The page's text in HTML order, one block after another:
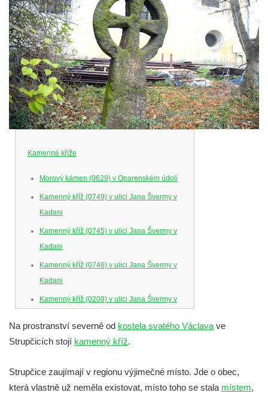
Kamenné kříže
Morový kámen (0629) v Oparenském údolí
Kamenný kříž (0749) v ulici Jana Švermy v
Kadani
Kamenný kříž (0745) v ulici Jana Švermy v
Kadani
Kamenný kříž (0746) v ulici Jana Švermy v
Kadani
Kamenný kříž (0209) v ulici Jana Švermy v
Křížový kámen Hanse Kleinerta (0529) u
kostela svaté Anny v Jablonci nad Nisou
Kamenný kříž (0589) v Českolipské ulici v
Dubé
Na prostranství severně od kostela svatého Václava ve
Strupčicích stojí kamenný kříž.
Strupčice zaujímají v regionu výjimečné místo. Jde o obec,
která vlastně už neměla existovat, místo toho se stala místem,